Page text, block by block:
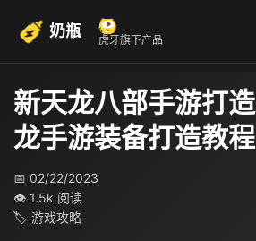
奶瓶 虎牙旗下产品
新天龙八部手游打
龙手游装备打造教程
📅 02/22/2023
👁 1.5k 阅读
🏷 游戏攻略